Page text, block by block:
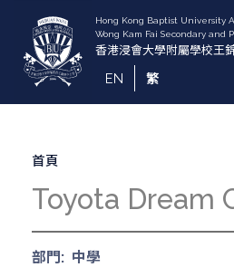
EN 繁
導
首頁
Toyota Dream
部門
中學